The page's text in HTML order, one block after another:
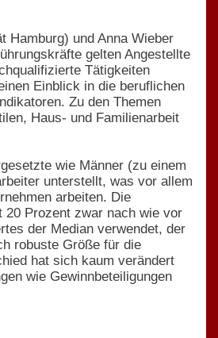
Hamburg) und Anna Wieber
gelten Angestellte
Tätigkeiten
Einblick in die beruflichen
Zu den Themen
Haus- und Familienarbeit
wie Männer (zu einem
unterstellt, was vor allem
arbeiten. Die
20 Prozent zwar nach wie vor
der Median verwendet, der
robuste Größe für die
hat sich kaum verändert
wie Gewinnbeteiligungen